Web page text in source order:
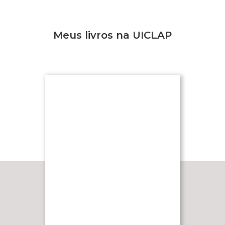
Meus livros na UICLAP